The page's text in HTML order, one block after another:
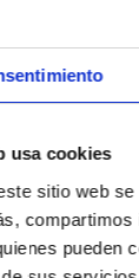
usa cookies
sitio web
pueden